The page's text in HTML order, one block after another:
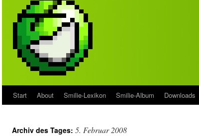
Start About Smilie-Lexikon Smilie-Album Downloads
Archiv des Tages: 5. Februar 2008